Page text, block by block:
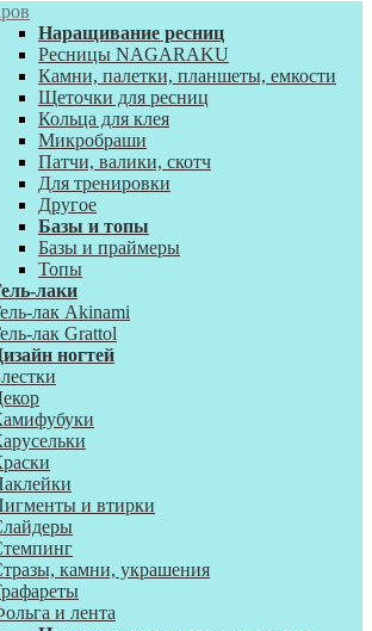
Наращивание ресниц
Ресницы NAGARAKU
Камни, палетки, планшеты, емкости
Щеточки для ресниц
Кольца для клея
Микробраши
Патчи, валики, скотч
Для тренировки
Другое
Базы и топы
Базы и праймеры
Топы
лаки
лак Akinami
лак Grattol
ногтей
и втирки
камни, украшения
и лента